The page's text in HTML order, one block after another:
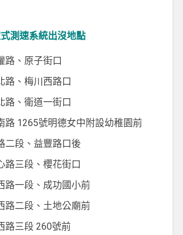
測速系統出沒地點
路、原子街口
路、梅川西路口
路、衛道一街口
路 1265號明德女中附設幼稚園前
二段、益豐路口後
路三段、櫻花街口
路一段、成功國小前
路二段、土地公廟前
路三段 260號前